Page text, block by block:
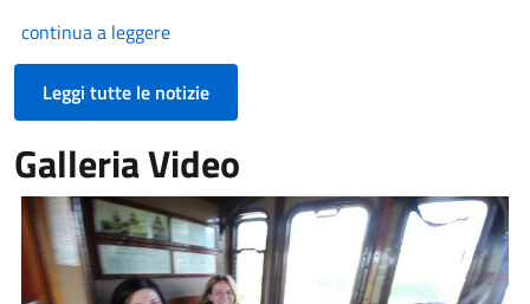
continua a leggere
Leggi tutte le notizie
Galleria Video